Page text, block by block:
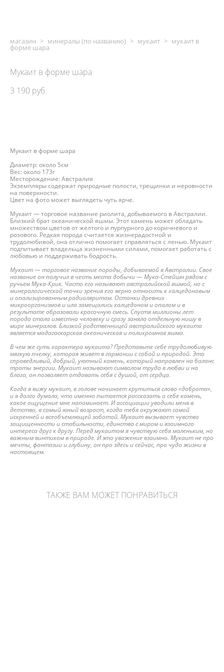
магазин > минералы (по названию) > мукаит > мукаит в
форме шара
Мукаит в форме шара
3 190 pуб.
Мукаит в форме шара
Диаметр: около 5см
Вес: около 173г
Месторождение: Австралия
Экземпляры содержат природные полости, трещинки и неровности
на поверхности.
Цвет на фото может выглядеть чуть ярче.
Мукаит — торговое название риолита, добываемого в Австралии.
Близкий брат океанической яшмы. Этот камень может обладать
множеством цветов от желтого и пурпурного до коричневого и
розового. Редкая порода считается жизнерадостной и
трудолюбивой, она отлично помогает справляться с ленью. Мукаит
подпитывает владельца жизненными силами, помогает работать с
любовью и поддерживать бодрость.
Мукаит — торговое название породы, добываемой в Австралии. Свое
название он получил в честь места добычи — Мука-Стейшн рядом с
ручьем Мука-Крик. Часто его называют австралийской яшмой, но с
минералогической точки зрения его верно относить к халцедоновым
и опализированным радиоляритам. Останки древних
микроорганизмов и ила замещались халцедоном и опалом и в
результате образовали красочную смесь. Спустя миллионы лет
порода стала известна человеку и сразу заняла отдельную нишу в
мире минералов. Близкой родственницей австралийского мукаита
является мадагаскарская океаническая и полихромная яшма.
В чем же суть характера мукаита? Представьте себе трудолюбивую
мягкую пчелку, которая живет в гармонии с собой и природой. Это
справедливый, добрый, уютный камень, который направлен на баланс
траты энергии. Мукаит называют символом труда в любви и на
благо, он позволяет отдавать себя с душой, от сердца.
Когда я вижу мукаит, в голове начинает крутиться слово «доброта»,
и я долго думала, что именно пытается рассказать о себе камень,
какое ощущение мне напоминает. И ассоциации уводили меня в
детство, в самый юный возраст, когда тебя окружают самой
искренней и всеобъемлющей заботой. Мукаит вызывает чувство
защищенности и стабильности, единства с миром и взаимного
интереса друг к другу. Перед мукаитом я чувствую себя маленьким, но
важным винтиком в природе. И это уважение взаимно. Мукаит не про
мечты, фантазии и глубину, он про здесь и сейчас, про чудо жизни в
настоящем.
ТАКЖЕ ВАМ МОЖЕТ ПОНРАВИТЬСЯ